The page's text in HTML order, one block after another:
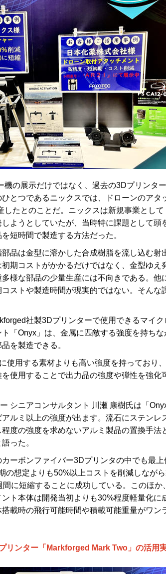
の展示だけではなく、過去の3Dプリンタ
とつであるニックスでは、ドローンのアタ
したとのことだ。ニックスは新規事業として
ようとしていたが、当時特に課題として頭
短時間で製造する方法だった。
品は金型に溶かした合成樹脂を流し込む射
期コストがかかるだけではなく、金型ゆえ
様な部品の少量生産には不向きである。他
ストや製造時間が現実的ではない。そんな
社製3Dプリンターで使用できるマイク
「Onyx」は、金属に匹敵する強度を持ちな
を製造できる。
使用する素材よりも高い強度を持っており
使用することで出力品の強度や弾性を強化
シニアコンサルタント 川瀬 康樹氏は「
ルミ以上の強度が出ます。流石にステンレ
度の強度を求めないアルミ製品の置換手法
った。
ーボンファイバー3Dプリンタの中でも最上
の想定よりも50%以上コストを削減しなが
に短縮することに成功している。このほか
ト本体は開発当初よりも30%程度軽量化に
載時の飛行可能時間や積載可能重量がワン
リンター「Markforged Mark Two」の活用